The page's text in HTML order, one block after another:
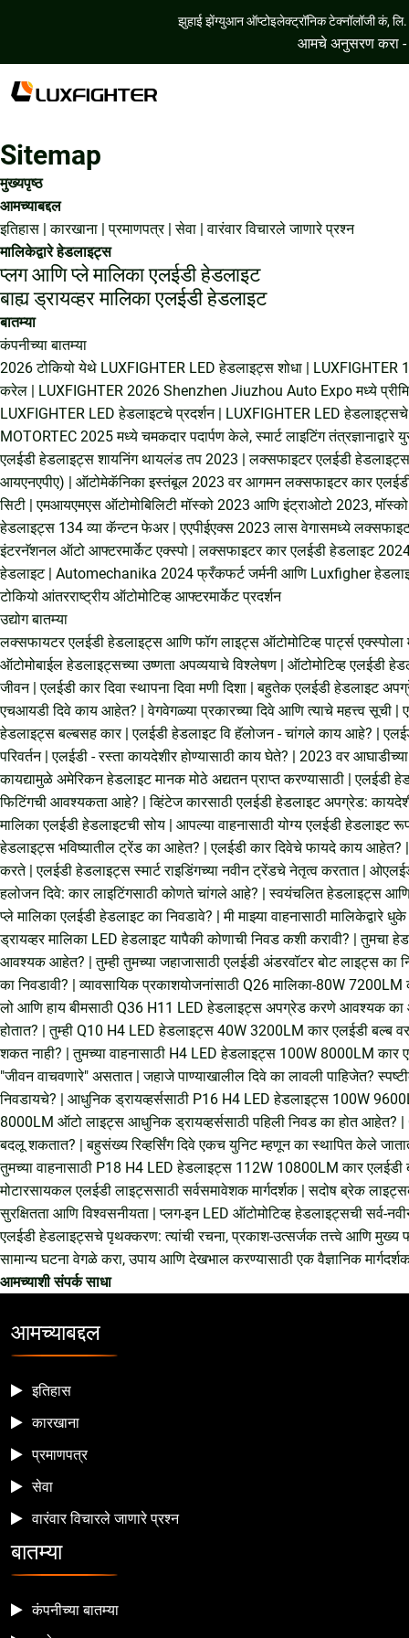
झुहाई झेंग्युआन ऑप्टोइलेक्ट्रॉनिक टेक्नॉलॉजी कं, लि.
आमचे अनुसरण करा -
Sitemap
मुख्यपृष्ठ
आमच्याबद्दल
इतिहास |कारखाना |प्रमाणपत्र|सेवा |वारंवार विचारले जाणारे प्रश्न
मालिकेद्वारे हेडलाइट्स
प्लग आणि प्ले मालिका एलईडी हेडलाइट
बाह्य ड्रायव्हर मालिका एलईडी हेडलाइट
बातम्या
कंपनीच्या बातम्या
2026 टोकियो येथे LUXFIGHTER LED हेडलाइट्स शोधा | LUXFIGHTER
करेल | LUXFIGHTER 2026 Shenzhen Jiuzhou Auto Expo मध्ये
LUXFIGHTER LED हेडलाइटचे प्रदर्शन| LUXFIGHTER LED हेडलाइट्सचे
MOTORTEC 2025 मध्ये चमकदार पदार्पण केले, स्मार्ट लाइटिंग तंत्रज्ञानाद्वारे
एलईडी हेडलाइट्स शायनिंग थायलंड तप 2023 |लक्सफाइटर एलईडी
आयएनएपीए) | ऑटोमेकॅनिका इस्तंबूल 2023 वर आगमन लक्सफाइटर कार
सिटी |एमआयएमएस ऑटोमोबिलिटी मॉस्को 2023 आणि इंट्राओटो 2023, मॉस्को
हेडलाइट्स 134 व्या कॅन्टन फेअर|एएपीईएक्स 2023 लास वेगासमध्ये
इंटरनॅशनल ऑटो आफ्टरमार्केट एक्स्पो |लक्सफाइटर कार एलईडी हेडलाइट
हेडलाइट| Automechanika 2024 फ्रँकफर्ट जर्मनी आणि Luxfigher
टोकियो आंतरराष्ट्रीय ऑटोमोटिव्ह आफ्टरमार्केट प्रदर्शन
उद्योग बातम्या
लक्सफायटर एलईडी हेडलाइट्स आणि फॉग लाइट्स ऑटोमोटिव्ह पार्ट्स एक्स्पोला
ऑटोमोबाईल हेडलाइट्सच्या उष्णता अपव्ययाचे विश्लेषण | ऑटोमोटिव्ह एलईडी
जीवन|एलईडी कार दिवा स्थापना दिवा मणी दिशा |बहुतेक एलईडी हेडलाइट
एचआयडी दिवे काय आहेत? |वेगवेगळ्या प्रकारच्या दिवे आणि त्याचे महत्त्व सूची |
हेडलाइट्स बल्बसह कार|एलईडी हेडलाइट वि हॅलोजन - चांगले काय आहे? |
परिवर्तन|एलईडी - रस्ता कायदेशीर होण्यासाठी काय घेते? | 2023 वर आघाडीच्या
कायद्यामुळे अमेरिकन हेडलाइट मानक मोठे अद्यतन प्राप्त करण्यासाठी |एलईडी
फिटिंगची आवश्यकता आहे? |व्हिंटेज कारसाठी एलईडी हेडलाइट अपग्रेड:
मालिका एलईडी हेडलाइटची सोय | आपल्या वाहनासाठी योग्य एलईडी हेडलाइट
हेडलाइट्स भविष्यातील ट्रेंड का आहेत? |एलईडी कार दिवेचे फायदे काय आहेत?
करते|एलईडी हेडलाइट्स स्मार्ट राइडिंगच्या नवीन ट्रेंडचे नेतृत्व करतात|
हलोजन दिवे: कार लाइटिंगसाठी कोणते चांगले आहे? |स्वयंचलित हेडलाइट्स
प्ले मालिका एलईडी हेडलाइट का निवडावे? |मी माझ्या वाहनासाठी मालिकेद्वारे
ड्रायव्हर मालिका LED हेडलाइट यापैकी कोणाची निवड कशी करावी? |तुमचा
आवश्यक आहेत? |तुम्ही तुमच्या जहाजासाठी एलईडी अंडरवॉटर बोट लाइट्स का
का निवडावी? |व्यावसायिक प्रकाशयोजनांसाठी Q26 मालिका-80W 7200LM
लो आणि हाय बीमसाठी Q36 H11 LED हेडलाइट्स अपग्रेड करणे आवश्यक
होतात? |तुम्ही Q10 H4 LED हेडलाइट्स 40W 3200LM कार एलईडी बल्ब
शकत नाही? |तुमच्या वाहनासाठी H4 LED हेडलाइट्स 100W 8000LM कार
"जीवन वाचवणारे" असतात|जहाजे पाण्याखालील दिवे का लावली पाहिजेत?
निवडायचे? | आधुनिक ड्रायव्हर्ससाठी P16 H4 LED हेडलाइट्स 100W
8000LM ऑटो लाइट्स आधुनिक ड्रायव्हर्ससाठी पहिली निवड का होत आहेत? |
बदलू शकतात? |बहुसंख्य रिव्हर्सिंग दिवे एकच युनिट म्हणून का स्थापित केले
तुमच्या वाहनासाठी P18 H4 LED हेडलाइट्स 112W 10800LM कार एलईडी
मोटारसायकल एलईडी लाइट्ससाठी सर्वसमावेशक मार्गदर्शक|सदोष ब्रेक
सुरक्षितता आणि विश्वसनीयता |प्लग-इन LED ऑटोमोटिव्ह हेडलाइट्सची
एलईडी हेडलाइट्सचे पृथक्करण: त्यांची रचना, प्रकाश-उत्सर्जक तत्त्वे आणि मुख्य
सामान्य घटना वेगळे करा, उपाय आणि देखभाल करण्यासाठी एक वैज्ञानिक
आमच्याशी संपर्क साधा
आमच्याबद्दल
इतिहास
कारखाना
प्रमाणपत्र
सेवा
वारंवार विचारले जाणारे प्रश्न
बातम्या
कंपनीच्या बातम्या